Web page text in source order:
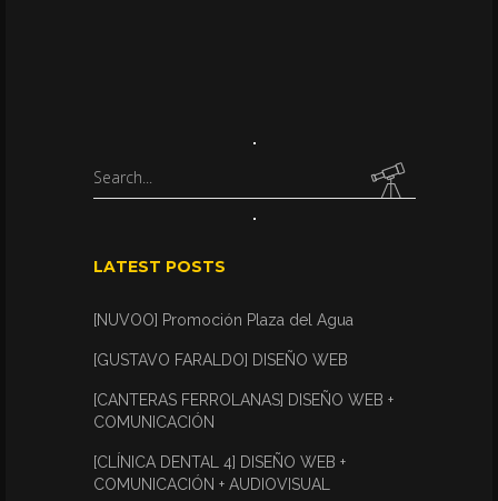
Search
LATEST POSTS
[NUVOO] Promoción Plaza del Agua
[GUSTAVO FARALDO] DISEÑO WEB
[CANTERAS FERROLANAS] DISEÑO WEB +
COMUNICACIÓN
[CLÍNICA DENTAL 4] DISEÑO WEB +
COMUNICACIÓN + AUDIOVISUAL